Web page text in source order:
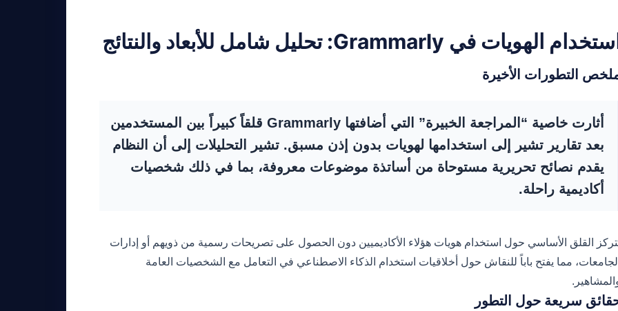
استخدام الهويات في Grammarly: تحليل شامل للأبعاد والنتائج
التطورات الأخيرة
أثارت خاصية “المراجعة الخبيرة” التي أضافتها Grammarly قلقاً كبيراً بين المستخدمين
بعد تقارير تشير إلى استخدامها لهويات بدون إذن مسبق. تشير التحليلات إلى أن النظام
يقدم نصائح تحريرية مستوحاة من أساتذة موضوعات معروفة، بما في ذلك شخصيات
أكاديمية راحلة.
القلق الأساسي حول استخدام هويات هؤلاء الأكاديميين دون الحصول على تصريحات رسمية من ذويهم أو إدارات
الجامعات، مما يفتح باباً للنقاش حول أخلاقيات استخدام الذكاء الاصطناعي في التعامل مع الشخصيات العامة
سريعة حول التطور